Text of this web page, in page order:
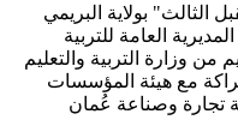
الثالث" بولاية البريمي
المديرية العامة للتربية
من وزارة التربية والتعليم
مع هيئة المؤسسات
تجارة وصناعة عُمان